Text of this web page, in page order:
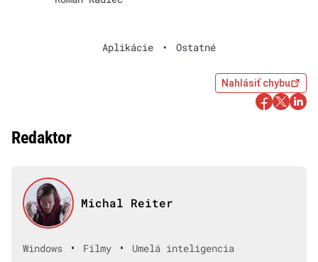
Aplikácie • Ostatné
Nahlásiť chybu
Redaktor
Michal Reiter
Windows • Filmy •
Umelá inteligencia